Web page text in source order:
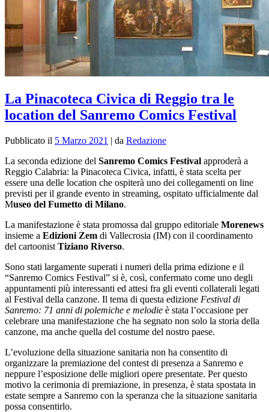
La Pinacoteca Civica di Reggio tra le
location del Sanremo Comics Festival
Pubblicato il 5 Marzo 2021 | da Redazione
La seconda edizione del Sanremo Comics Festival approderà a
Reggio Calabria: la Pinacoteca Civica, infatti, è stata scelta per
essere una delle location che ospiterà uno dei collegamenti on line
previsti per il grande evento in streaming, ospitato ufficialmente dal
Museo del Fumetto di Milano.
La manifestazione è stata promossa dal gruppo editoriale Morenews
insieme a Edizioni Zem di Vallecrosia (IM) con il coordinamento
del cartoonist Tiziano Riverso.
Sono stati largamente superati i numeri della prima edizione e il
“Sanremo Comics Festival” si è, così, confermato come uno degli
appuntamenti più interessanti ed attesi fra gli eventi collaterali legati
al Festival della canzone. Il tema di questa edizione Festival di
Sanremo: 71 anni di polemiche e melodie è stata l’occasione per
celebrare una manifestazione che ha segnato non solo la storia della
canzone, ma anche quella del costume del nostro paese.
L’evoluzione della situazione sanitaria non ha consentito di
organizzare la premiazione del contest di presenza a Sanremo e
neppure l’esposizione delle migliori opere presentate. Per questo
motivo la cerimonia di premiazione, in presenza, è stata spostata in
estate sempre a Sanremo con la speranza che la situazione sanitaria
possa consentirlo.